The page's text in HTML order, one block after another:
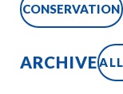
CONSERVATION
ARCHIVE